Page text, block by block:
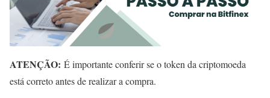
ATENÇÃO: É importante conferir se o token da criptomoeda
está correto antes de realizar a compra.